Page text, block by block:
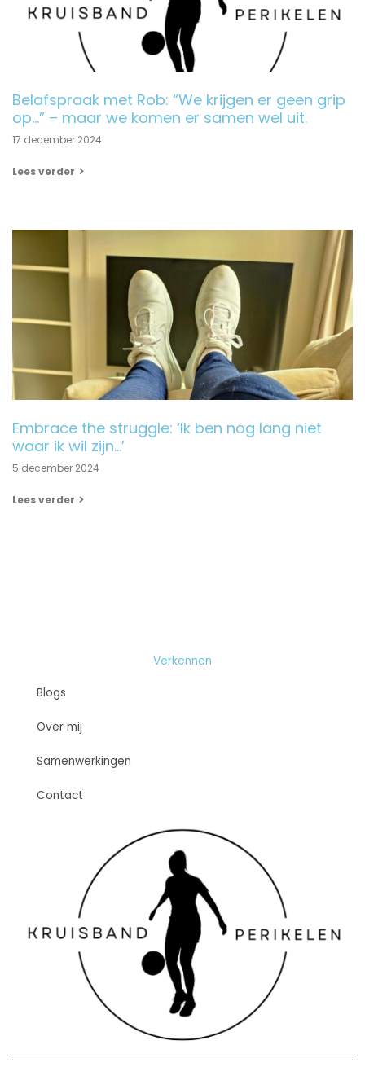
Belafspraak met Rob: “We krijgen er geen grip
op…” – maar we komen er samen wel uit.
17 december 2024
Lees verder
Embrace the struggle: ‘Ik ben nog lang niet
waar ik wil zijn…’
5 december 2024
Lees verder
Verkennen
Blogs
Over mij
Samenwerkingen
Contact